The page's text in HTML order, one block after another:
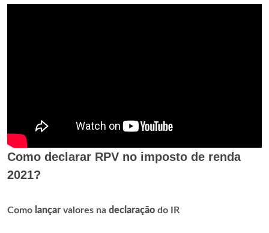
Como declarar RPV no imposto de renda
2021?
Como lançar valores na declaração do IR